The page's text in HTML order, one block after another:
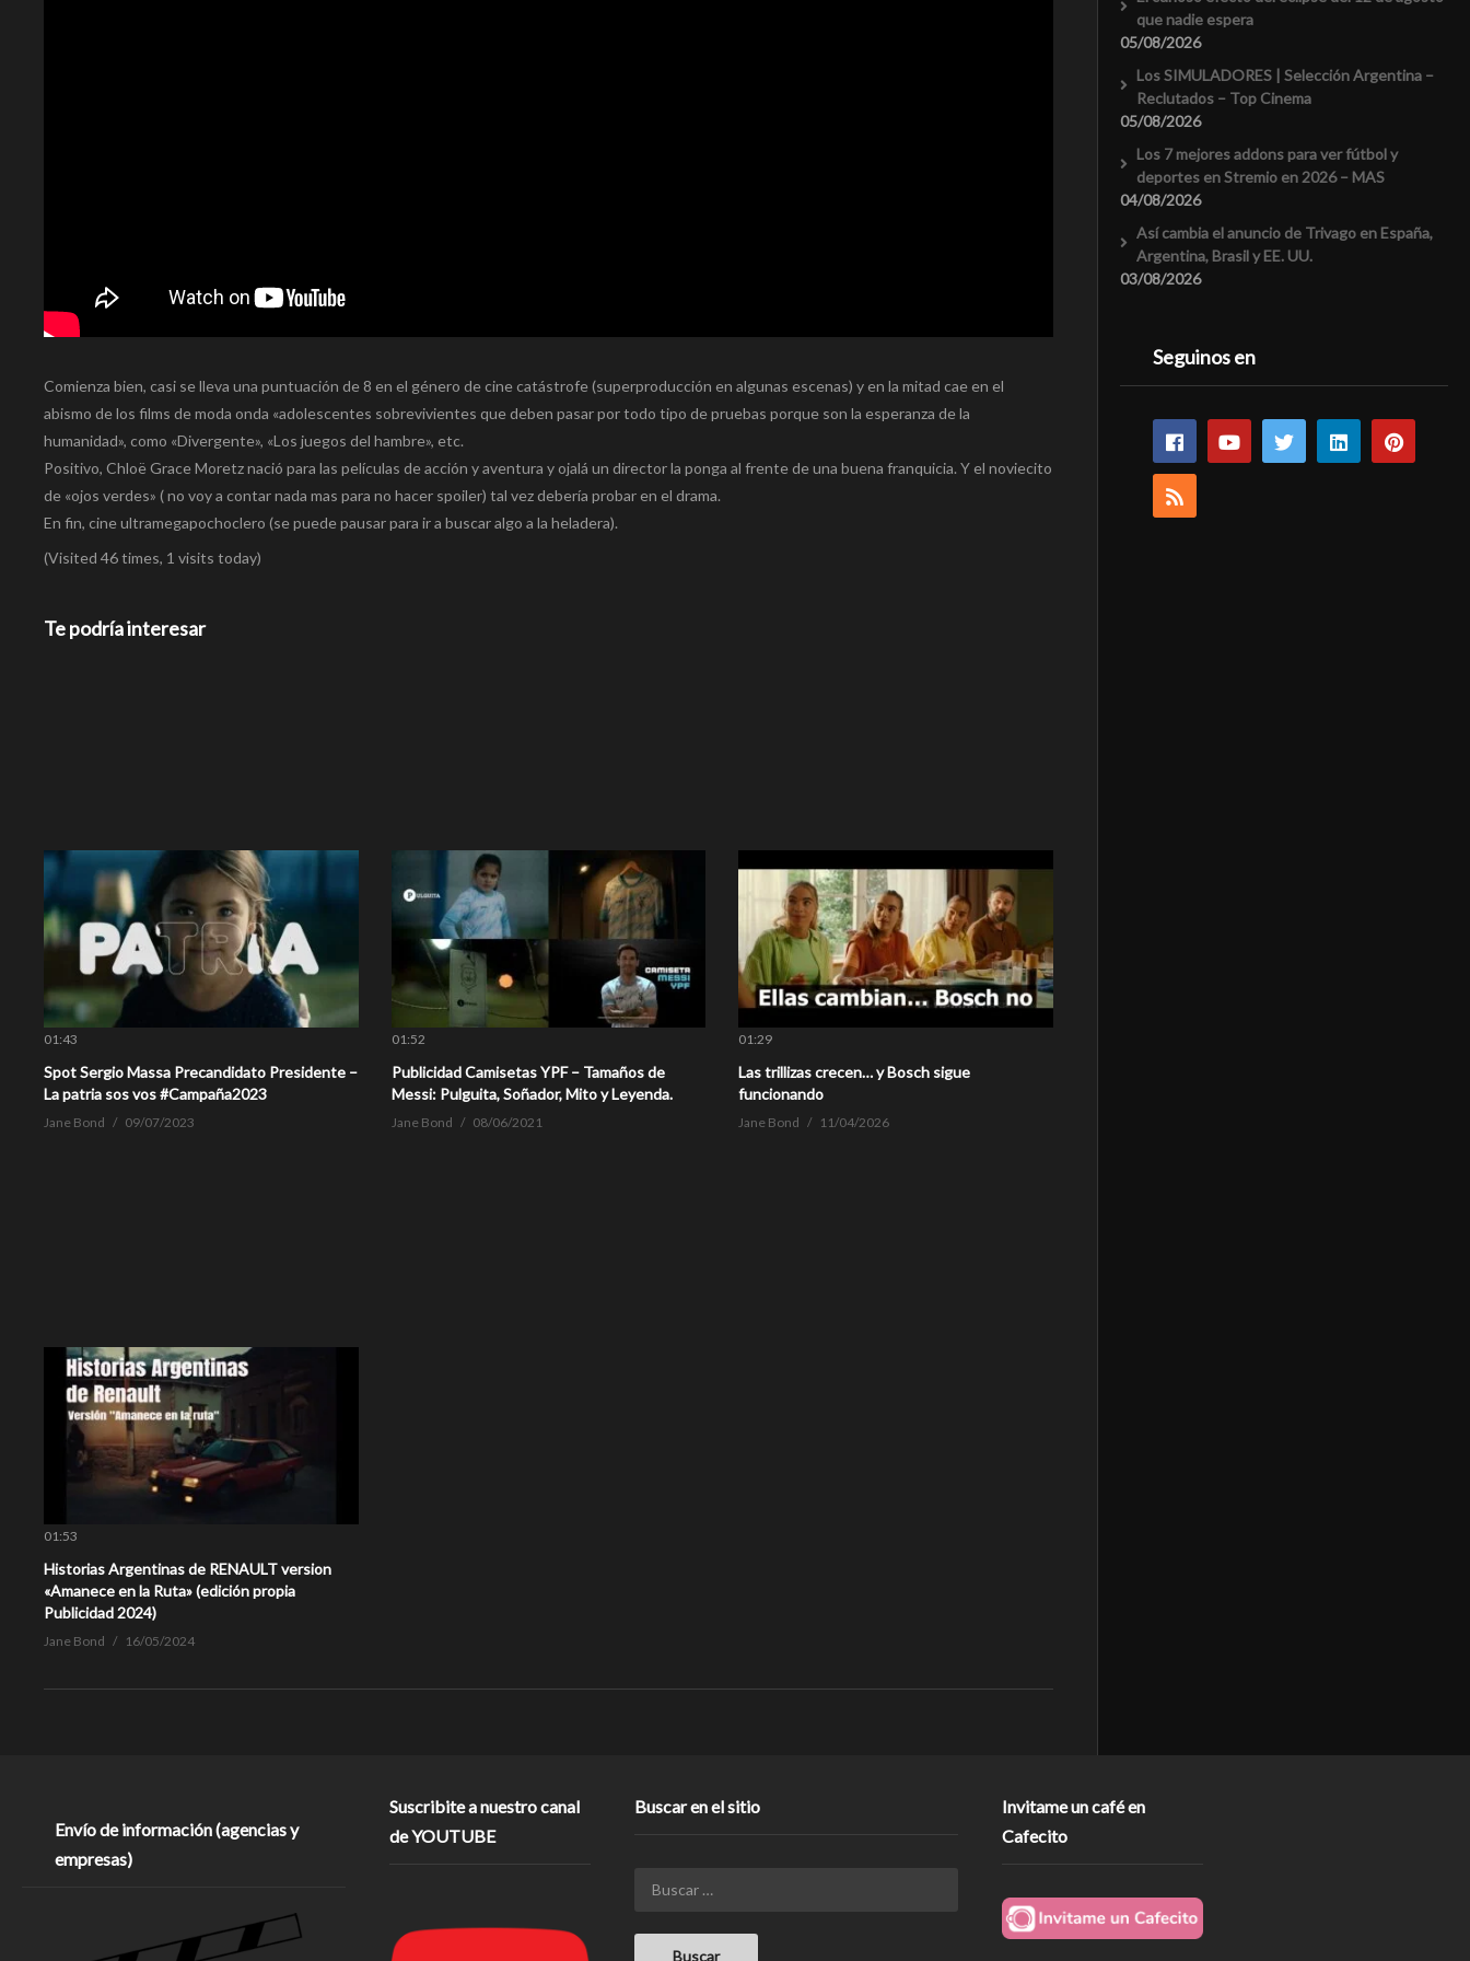
Comienza bien, casi se lleva una puntuación de 8 en el género de cine catástrofe (superproducción en algunas escenas) y en la mitad cae en el
abismo de los films de moda onda «adolescentes sobrevivientes que deben pasar por todo tipo de pruebas porque son la esperanza de la
humanidad», como «Divergente», «Los juegos del hambre», etc.
Positivo, Chloë Grace Moretz nació para las películas de acción y aventura y ojalá un director la ponga al frente de una buena franquicia. Y el noviecito
de «ojos verdes» ( no voy a contar nada mas para no hacer spoiler) tal vez debería probar en el drama.
En fin, cine ultramegapochoclero (se puede pausar para ir a buscar algo a la heladera).
(Visited 46 times, 1 visits today)
Te podría interesar
01:43
Spot Sergio Massa Precandidato Presidente –
La patria sos vos #Campaña2023
Jane Bond 09/07/2023
01:52
Publicidad Camisetas YPF – Tamaños de
Messi: Pulguita, Soñador, Mito y Leyenda.
Jane Bond 08/06/2021
01:29
Las trillizas crecen… y Bosch sigue
funcionando
Jane Bond 11/04/2026
01:53
Historias Argentinas de RENAULT version
«Amanece en la Ruta» (edición propia
Publicidad 2024)
Jane Bond 16/05/2024
que nadie espera
05/08/2026
Los SIMULADORES | Selección Argentina –
Reclutados – Top Cinema
05/08/2026
Los 7 mejores addons para ver fútbol y
deportes en Stremio en 2026 – MAS
04/08/2026
Así cambia el anuncio de Trivago en España,
Argentina, Brasil y EE. UU.
03/08/2026
Seguinos en
Envío de información (agencias y
empresas)
Suscribite a nuestro canal
de YOUTUBE
Buscar en el sitio
Invitame un café en
Cafecito